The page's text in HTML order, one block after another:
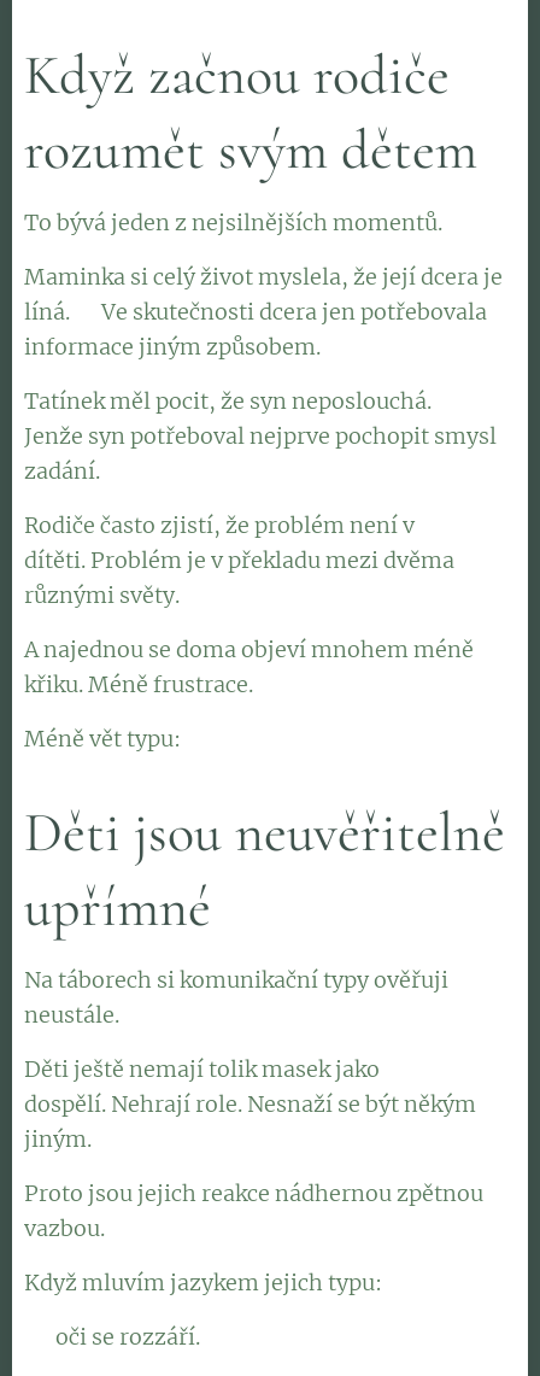
Když začnou rodiče
rozumět svým dětem
To bývá jeden z nejsilnějších momentů.
Maminka si celý život myslela, že její dcera je
líná. 👉Ve skutečnosti dcera jen potřebovala
informace jiným způsobem.
Tatínek měl pocit, že syn neposlouchá. 👉
Jenže syn potřeboval nejprve pochopit smysl
zadání.
Rodiče často zjistí, že problém není v
dítěti. Problém je v překladu mezi dvěma
různými světy.
A najednou se doma objeví mnohem méně
křiku. Méně frustrace.
Méně vět typu: 👉
Děti jsou neuvěřitelně
upřímné
Na táborech si komunikační typy ověřuji
neustále.
Děti ještě nemají tolik masek jako
dospělí. Nehrají role. Nesnaží se být někým
jiným.
Proto jsou jejich reakce nádhernou zpětnou
vazbou.
Když mluvím jazykem jejich typu:
👉 oči se rozzáří.